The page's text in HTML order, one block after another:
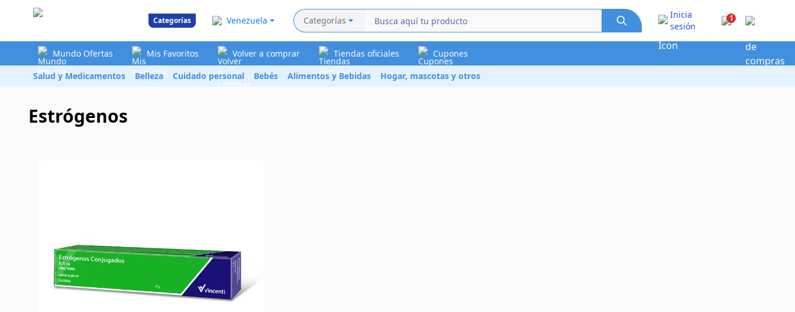
Categorías Venezuela Categorías
Inicia
sesión
1
Mundo Ofertas Mis Favoritos Volver a comprar Tiendas oficiales Cupones
Salud y Medicamentos Belleza Cuidado personal Bebés Alimentos y Bebidas Hogar, mascotas y otros
Estrógenos